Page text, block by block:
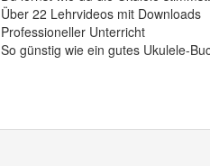
Über 22 Lehrvideos mit Downloads
Professioneller Unterricht
So günstig wie ein gutes Ukulele-